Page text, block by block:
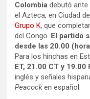
Colombia debutó ante
el Azteca, en Ciudad
Grupo K, que
del Congo. El partido
desde las 20.00
Para los hinchas en
ET, 21.00 CT y 19.00
inglés y señales
Peacocken español.